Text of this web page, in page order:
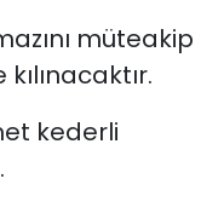
müteakip
kederli